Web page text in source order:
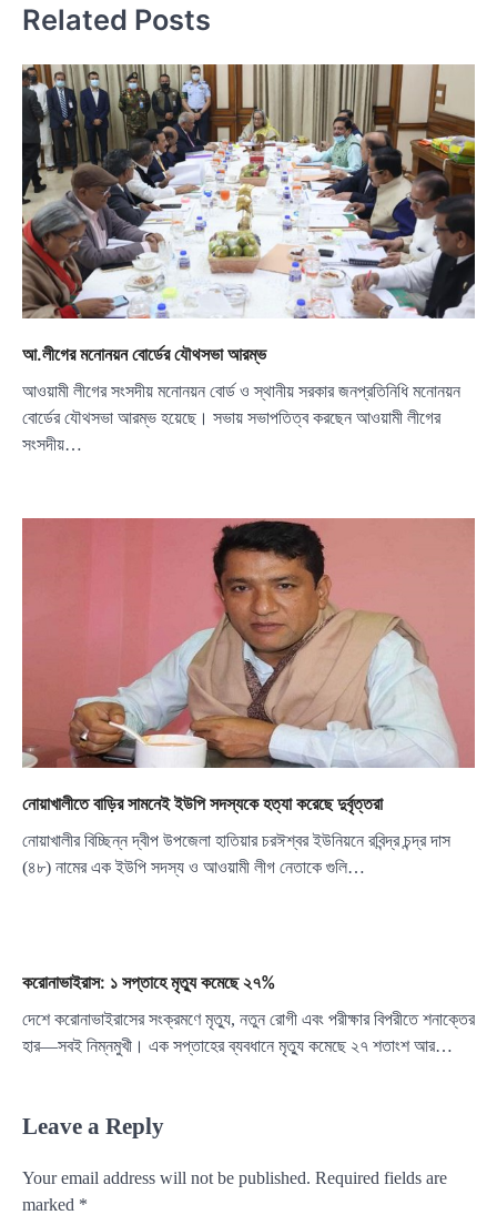
Related Posts
আ.লীগের মনোনয়ন বোর্ডের যৌথসভা আরম্ভ
আওয়ামী লীগের সংসদীয় মনোনয়ন বোর্ড ও স্থানীয় সরকার জনপ্রতিনিধি মনোনয়ন
বোর্ডের যৌথসভা আরম্ভ হয়েছে। সভায় সভাপতিত্ব করছেন আওয়ামী লীগের
সংসদীয়…
নোয়াখালীতে বাড়ির সামনেই ইউপি সদস্যকে হত্যা করেছে দুর্বৃত্তরা
নোয়াখালীর বিচ্ছিন্ন দ্বীপ উপজেলা হাতিয়ার চরঈশ্বর ইউনিয়নে রবিন্দ্র চন্দ্র দাস
(৪৮) নামের এক ইউপি সদস্য ও আওয়ামী লীগ নেতাকে গুলি…
করোনাভাইরাস: ১ সপ্তাহে মৃত্যু কমেছে ২৭%
দেশে করোনাভাইরাসের সংক্রমণে মৃত্যু, নতুন রোগী এবং পরীক্ষার বিপরীতে শনাক্তের
হার—সবই নিম্নমুখী। এক সপ্তাহের ব্যবধানে মৃত্যু কমেছে ২৭ শতাংশ আর…
Leave a Reply
Your email address will not be published. Required fields are
marked *